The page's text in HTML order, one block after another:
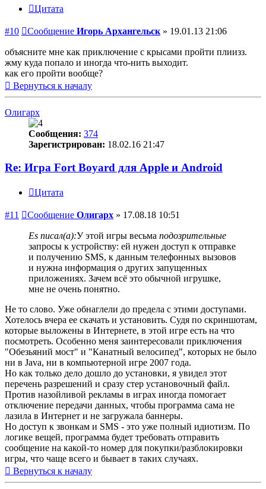
Цитата
#10 Сообщение Игорь Архангельск » 19.01.13 21:06
объясните мне как приключение с крысами пройти плиизз.
жму куда попало и иногда что-нить выходит.
как его пройти вообще?
Вернуться к началу
Олигарх
Сообщения: 374
Зарегистрирован: 18.02.16 21:47
Re: Игра Fort Boyard для Apple и Android
Цитата
#11 Сообщение Олигарх » 17.08.18 10:51
Es писал(а):У этой игры весьма подозрительные
запросы к устройству: ей нужен доступ к отправке
и получению SMS, к данным телефонных вызовов
и нужна информация о других запущенных
приложениях. Зачем всё это обычной игрушке,
мне не очень понятно.
Не то слово. Уже обнаглели до предела с этими доступами.
Хотелось вчера ее скачать и установить. Судя по скриншотам,
которые выложены в Интернете, в этой игре есть на что
посмотреть. Особенно меня заинтересовали приключения
"Обезьяний мост" и "Канатный велосипед", которых не было
ни в Java, ни в компьютерной игре 2007 года.
Но как только дело дошло до установки, я увидел этот
перечень разрешений и сразу стер установочный файл.
Против назойливой рекламы в играх иногда помогает
отключение передачи данных, чтобы программа сама не
лазила в Интернет и не загружала баннеры.
Но доступ к звонкам и SMS - это уже полный идиотизм. По
логике вещей, программа будет требовать отправить
сообщение на какой-то номер для покупки/разблокировки
игры, что чаще всего и бывает в таких случаях.
Вернуться к началу